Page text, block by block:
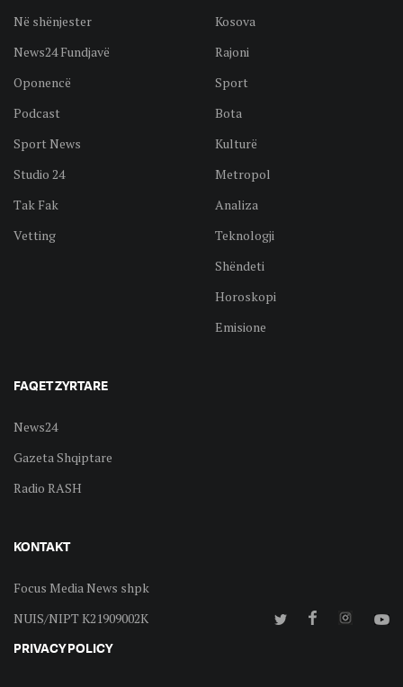
Në shënjester
News24 Fundjavë
Oponencë
Podcast
Sport News
Studio 24
Tak Fak
Vetting
Kosova
Rajoni
Sport
Bota
Kulturë
Metropol
Analiza
Teknologji
Shëndeti
Horoskopi
Emisione
FAQET ZYRTARE
News24
Gazeta Shqiptare
Radio RASH
KONTAKT
Focus Media News shpk
NUIS/NIPT K21909002K
PRIVACY POLICY